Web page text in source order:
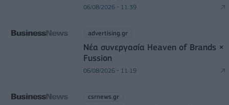
06/08/2026 - 11:39
advertising.gr
Νέα συνεργασία Heaven of Brands ×
Fussion
06/08/2026 - 11:19
csrnews.gr